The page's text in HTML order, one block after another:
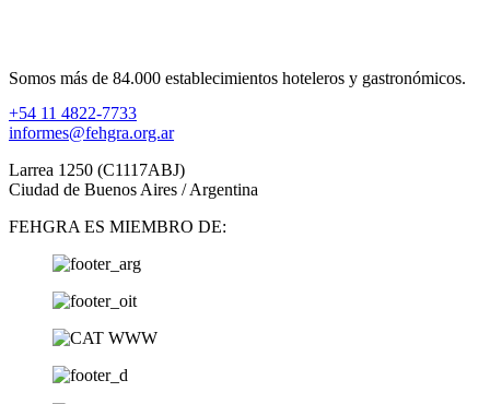
Somos más de 84.000 establecimientos hoteleros y gastronómicos.
+54 11 4822-7733
informes@fehgra.org.ar
Larrea 1250 (C1117ABJ)
Ciudad de Buenos Aires / Argentina
FEHGRA ES MIEMBRO DE: